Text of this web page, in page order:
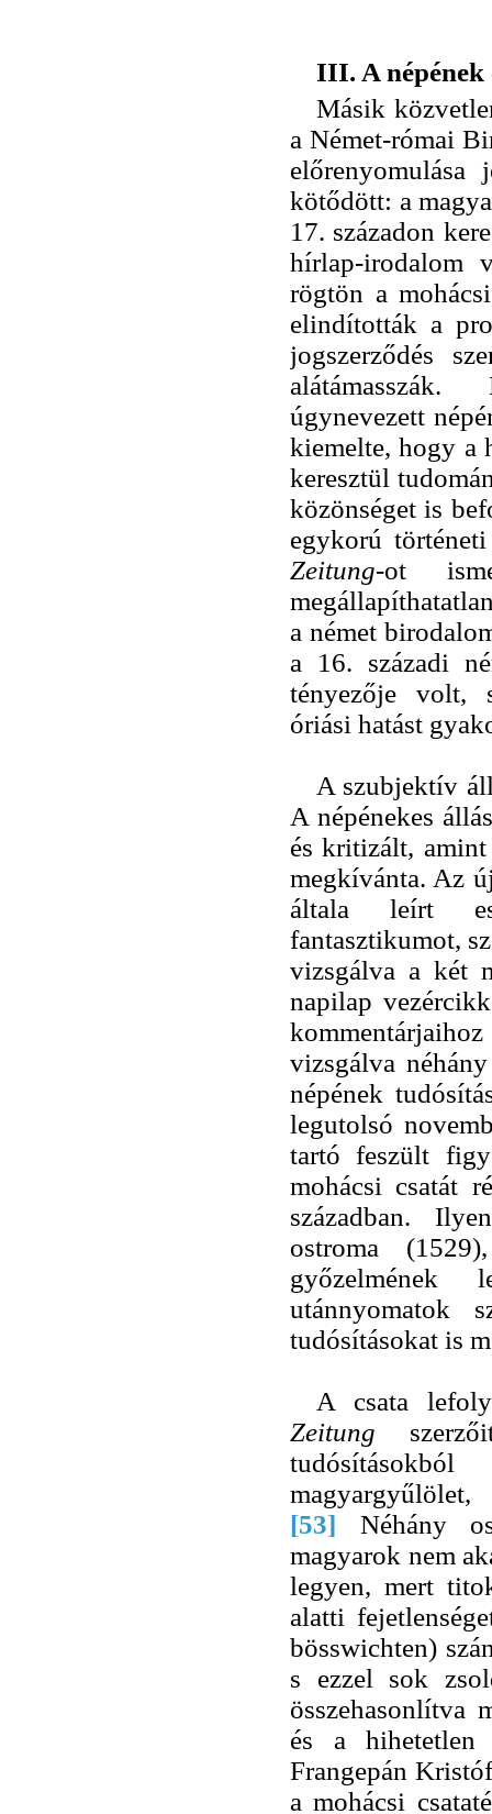
III. A
Másik
a Német-római
előrenyomulása
kötődött: a
17. századon
hírlap-irodalom
rögtön a
elindították a
jogszerződés
alátámasszák.
úgynevezett
kiemelte, hogy a
keresztül
közönséget is
egykorú
Zeitung-ot
a német
a 16. századi
tényezője volt,
óriási hatást
A szubjektív
A népénekes
és kritizált, amint
megkívánta. Az
általa leírt
fantasztikumot,
vizsgálva a két
napilap
vizsgálva
népének
legutolsó
tartó feszült
mohácsi csatát
században.
ostroma
utánnyomatok
tudósításokat is
A csata
Zeitung
[53]
Néhány
magyarok nem
legyen, mert
alatti
bösswichten)
s ezzel sok
összehasonlítva
és a hihetetlen
Frangepán
a mohácsi